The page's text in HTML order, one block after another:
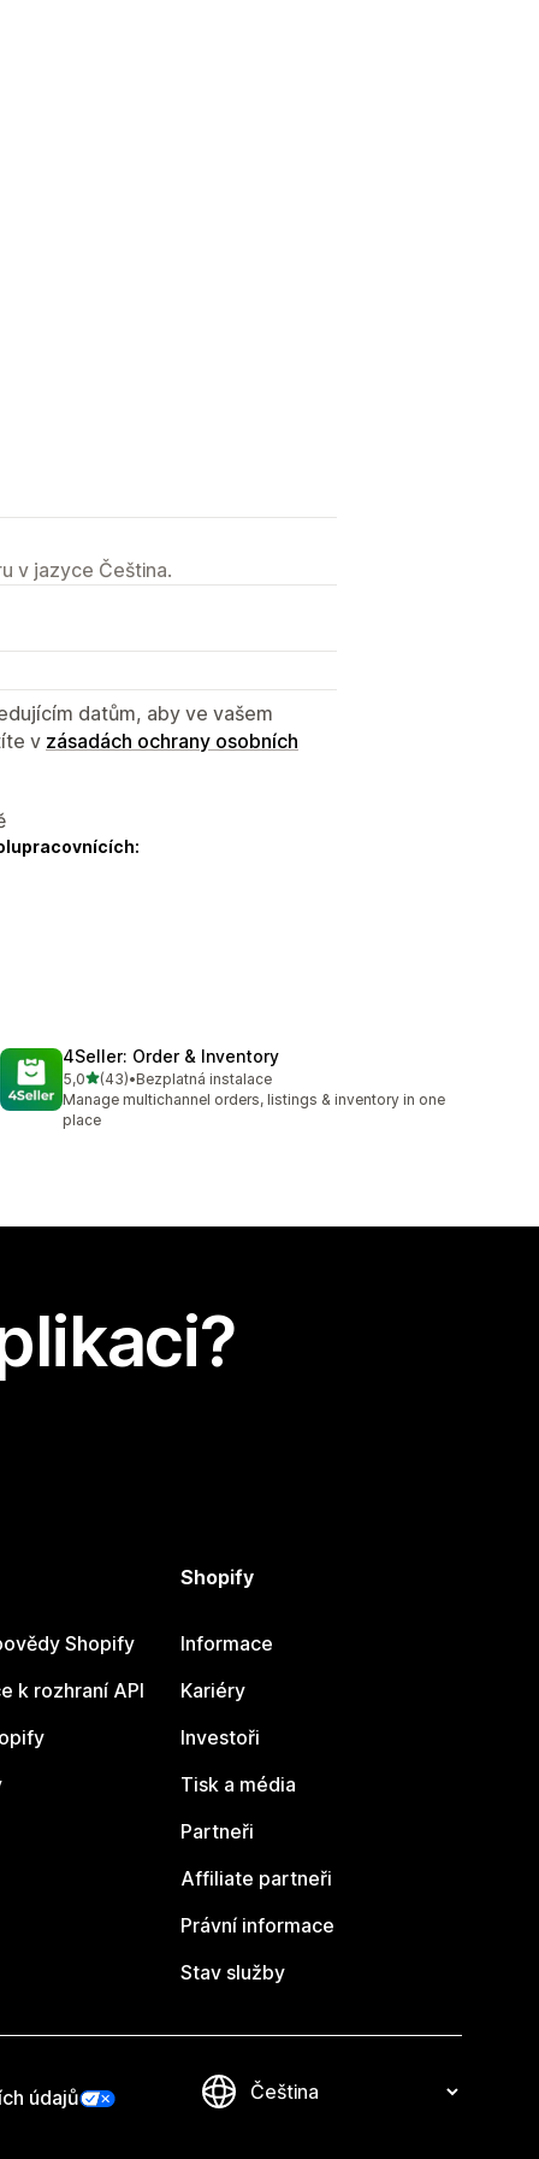
v jazyce Čeština.
datům, aby ve vašem
v zásadách ochrany osobních
4Seller: Order & Inventory
5,0z 5 hvězd
(43)
Celkový počet recenzí: 43
•Bezplatná instalace
Manage multichannel orders, listings & inventory in one
place
Shopify
k rozhraní API
Shopify
Informace
Kariéry
Investoři
Tisk a média
Partneři
Affiliate partneři
Právní informace
Stav služby
údajů